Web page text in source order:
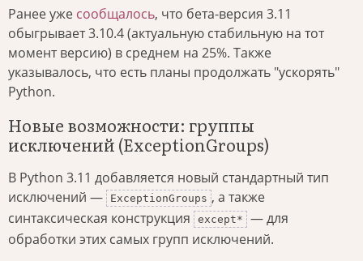
Ранее уже сообщалось, что бета-версия 3.11
обыгрывает 3.10.4 (актуальную стабильную на тот
момент версию) в среднем на 25%. Также
указывалось, что есть планы продолжать "ускорять"
Python.
Новые возможности: группы
исключений (ExceptionGroups)
В Python 3.11 добавляется новый стандартный тип
исключений —
ExceptionGroups , а также
синтаксическая конструкция
except*
— для
обработки этих самых групп исключений.